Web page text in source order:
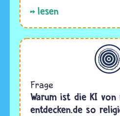
lesen
Allgemein
Frage
Warum ist die KI
entdecken.de so